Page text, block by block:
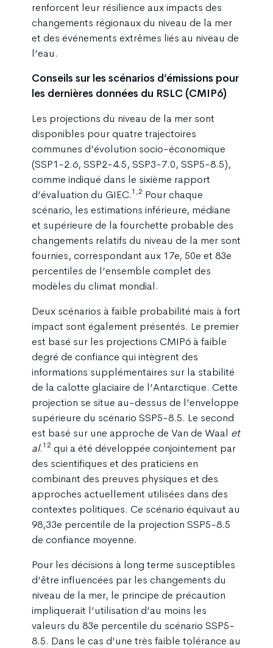
renforcent leur résilience aux impacts des
changements régionaux du niveau de la mer
et des événements extrêmes liés au niveau de
l’eau.
Conseils sur les scénarios d’émissions pour
les dernières données du RSLC (CMIP6)
Les projections du niveau de la mer sont
disponibles pour quatre trajectoires
communes d’évolution socio-économique
(SSP1-2.6, SSP2-4.5, SSP3-7.0, SSP5-8.5),
comme indiqué dans le sixième rapport
d’évaluation du GIEC.1,2 Pour chaque
scénario, les estimations inférieure, médiane
et supérieure de la fourchette probable des
changements relatifs du niveau de la mer sont
fournies, correspondant aux 17e, 50e et 83e
percentiles de l’ensemble complet des
modèles du climat mondial.
Deux scénarios à faible probabilité mais à fort
impact sont également présentés. Le premier
est basé sur les projections CMIP6 à faible
degré de confiance qui intègrent des
informations supplémentaires sur la stabilité
de la calotte glaciaire de l’Antarctique. Cette
projection se situe au-dessus de l’enveloppe
supérieure du scénario SSP5-8.5. Le second
est basé sur une approche de Van de Waal et
al.12 qui a été développée conjointement par
des scientifiques et des praticiens en
combinant des preuves physiques et des
approches actuellement utilisées dans des
contextes politiques. Ce scénario équivaut au
98,33e percentile de la projection SSP5-8.5
de confiance moyenne.
Pour les décisions à long terme susceptibles
d’être influencées par les changements du
niveau de la mer, le principe de précaution
impliquerait l’utilisation d’au moins les
valeurs du 83e percentile du scénario SSP5-
8.5. Dans le cas d’une très faible tolérance au